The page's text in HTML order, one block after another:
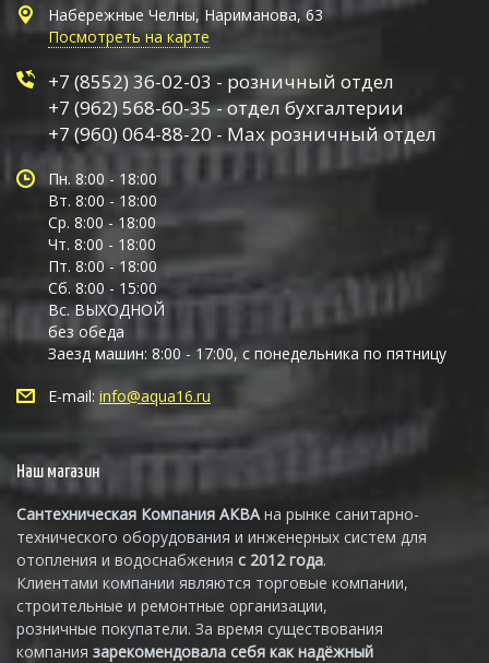
Набережные Челны, Нариманова, 63
Посмотреть на карте
+7 (8552) 36-02-03 - розничный отдел
+7 (962) 568-60-35 - отдел бухгалтерии
+7 (960) 064-88-20 - Max розничный отдел
Пн. 8:00 - 18:00
Вт. 8:00 - 18:00
Ср. 8:00 - 18:00
Чт. 8:00 - 18:00
Пт. 8:00 - 18:00
Сб. 8:00 - 15:00
Вс. ВЫХОДНОЙ
без обеда
Заезд машин: 8:00 - 17:00, с понедельника по пятницу
E-mail: info@aqua16.ru
Наш магазин
Сантехническая Компания АКВАна рынке санитарно-
технического оборудования и инженерных систем для
отопления и водоснабжения с 2012 года.
Клиентами компании являются торговые компании,
строительные и ремонтные организации,
розничные покупатели. За время существования
компания зарекомендовала себя как надёжный